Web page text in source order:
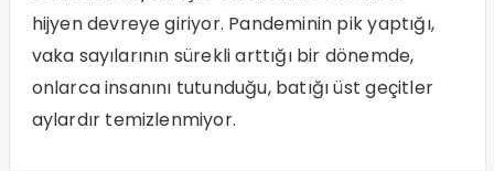
hijyen devreye giriyor. Pandeminin pik yaptığı,
vaka sayılarının sürekli arttığı bir dönemde,
onlarca insanını tutunduğu, batığı üst geçitler
aylardır temizlenmiyor.